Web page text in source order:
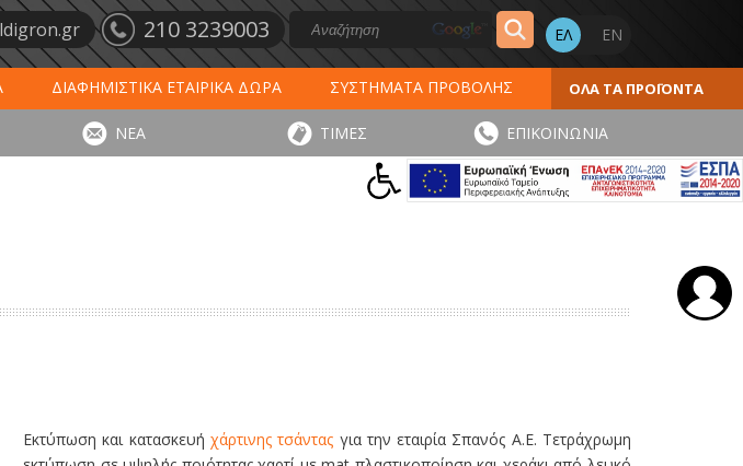
210 3239003
ΔΙΑΦΗΜΙΣΤΙΚΑ ΕΤΑΙΡΙΚΑ ΔΩΡΑ
ΣΥΣΤΗΜΑΤΑ ΠΡΟΒΟΛΗΣ
ΤΑΠΕΤΑ ΕΙΣΟΔΟΥ ΗΜΕΡΟΛΟΓΙΑ 2027
ΕΚΤΥΠΩΣΕΙΣ
ΑΥΤΟΚΟΛΛΗΤΑ - ΕΤΙΚΕΤΕΣ
ΟΛΑ ΤΑ ΠΡΟΪΟΝΤΑ
ΝΕΑ ΤΙΜΕΣ ΕΠΙΚΟΙΝΩΝΙΑ
Εκτύπωση και κατασκευή χάρτινης τσάντας για την εταιρία Σπανός Α.Ε. Τετράχρωμη